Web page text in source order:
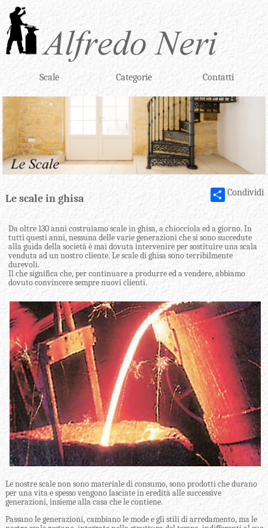
Scale Categorie Contatti
Le scale in ghisa Condividi
Da oltre 130 anni costruiamo scale in ghisa, a chiocciola ed a giorno. In
tutti questi anni, nessuna delle varie generazioni che si sono succedute
alla guida della società è mai dovuta intervenire per sostituire una scala
venduta ad un nostro cliente. Le scale di ghisa sono terribilmente
durevoli.
Il che significa che, per continuare a produrre ed a vendere, abbiamo
dovuto convincere sempre nuovi clienti.
Le nostre scale non sono materiale di consumo, sono prodotti che durano
per una vita e spesso vengono lasciate in eredità alle successive
generazioni, insieme alla casa che le contiene.
Passano le generazioni, cambiano le mode e gli stili di arredamento, ma le